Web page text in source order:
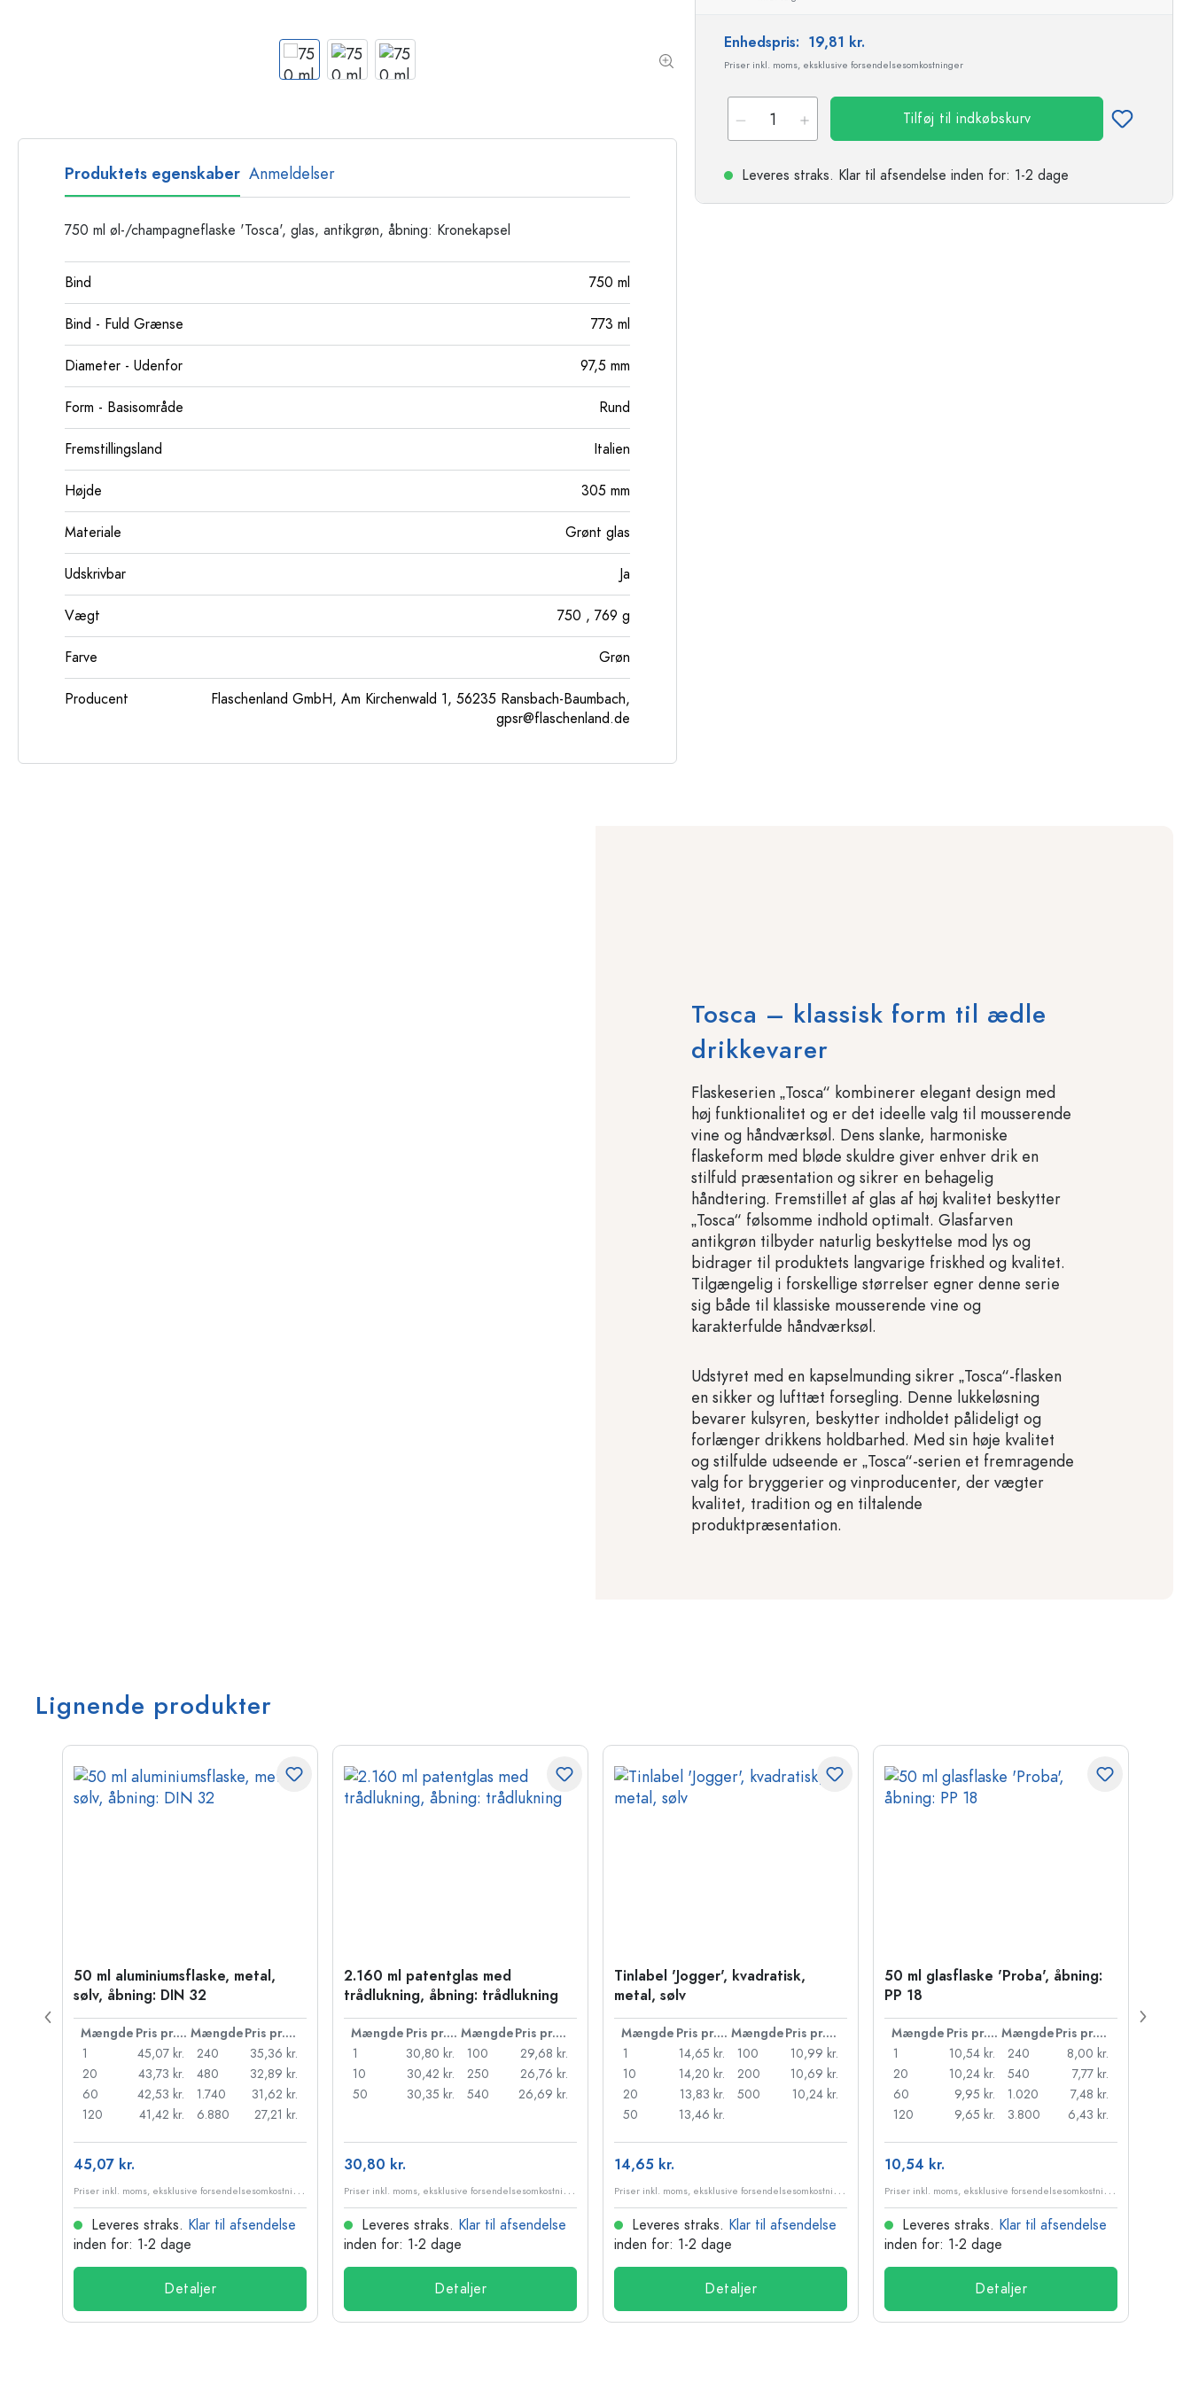
Enhedspris: 19,81 kr.
Priser inkl. moms, eksklusive forsendelsesomkostninger
Tilføj til indkøbskurv
Leveres straks. Klar til afsendelse inden for: 1-2 dage
Produktets egenskaber Anmeldelser
750 ml øl-/champagneflaske 'Tosca', glas, antikgrøn, åbning: Kronekapsel
Bind 750 ml
Bind - Fuld Grænse 773 ml
Diameter - Udenfor 97,5 mm
Form - Basisområde Rund
Fremstillingsland Italien
Højde 305 mm
Materiale Grønt glas
Udskrivbar Ja
Vægt 750 , 769 g
Farve Grøn
Producent
Flaschenland GmbH, Am Kirchenwald 1, 56235 Ransbach-Baumbach,
gpsr@flaschenland.de
Tosca – klassisk form til ædle
drikkevarer
Flaskeserien „Tosca“ kombinerer elegant design med
høj funktionalitet og er det ideelle valg til mousserende
vine og håndværksøl. Dens slanke, harmoniske
flaskeform med bløde skuldre giver enhver drik en
stilfuld præsentation og sikrer en behagelig
håndtering. Fremstillet af glas af høj kvalitet beskytter
„Tosca“ følsomme indhold optimalt. Glasfarven
antikgrøn tilbyder naturlig beskyttelse mod lys og
bidrager til produktets langvarige friskhed og kvalitet.
Tilgængelig i forskellige størrelser egner denne serie
sig både til klassiske mousserende vine og
karakterfulde håndværksøl.
Udstyret med en kapselmunding sikrer „Tosca“-flasken
en sikker og lufttæt forsegling. Denne lukkeløsning
bevarer kulsyren, beskytter indholdet pålideligt og
forlænger drikkens holdbarhed. Med sin høje kvalitet
og stilfulde udseende er „Tosca“-serien et fremragende
valg for bryggerier og vinproducenter, der vægter
kvalitet, tradition og en tiltalende
produktpræsentation.
Lignende produkter
50 ml aluminiumsflaske, metal,
sølv, åbning: DIN 32
Mængde Pris pr. stk. Mængde
Pris pr. stk.
1
45,07 kr.
20
43,73 kr.
60
42,53 kr.
120
41,42 kr.
240
35,36 kr.
480
32,89 kr.
1.740
31,62 kr.
6.880
27,21 kr.
45,07 kr.
P
riser inkl. moms, eksklusive forsendelsesomkostninger
Leveres straks. Klar til afsendelse
inden for: 1-2 dage
Detaljer
2.160 ml patentglas med
trådlukning, åbning: trådlukning
Mængde Pris pr. stk. Mængde
Pris pr. stk.
1
30,80 kr.
10
30,42 kr.
50
30,35 kr.
100
29,68 kr.
250
26,76 kr.
540
26,69 kr.
30,80 kr.
P
riser inkl. moms, eksklusive forsendelsesomkostninger
Leveres straks. Klar til afsendelse
inden for: 1-2 dage
Detaljer
Tinlabel 'Jogger', kvadratisk,
metal, sølv
Mængde Pris pr. stk. Mængde
Pris pr. stk.
1
14,65 kr.
10
14,20 kr.
20
13,83 kr.
50
13,46 kr.
100
10,99 kr.
200
10,69 kr.
500
10,24 kr.
14,65 kr.
P
riser inkl. moms, eksklusive forsendelsesomkostninger
Leveres straks. Klar til afsendelse
inden for: 1-2 dage
Detaljer
50 ml glasflaske 'Proba', åbning:
PP 18
Mængde Pris pr. stk. Mængde
Pris pr. stk.
1
10,54 kr.
20
10,24 kr.
60
9,95 kr.
120
9,65 kr.
240
8,00 kr.
540
7,77 kr.
1.020
7,48 kr.
3.800
6,43 kr.
10,54 kr.
P
riser inkl. moms, eksklusive forsendelsesomkostninger
Leveres straks. Klar til afsendelse
inden for: 1-2 dage
Detaljer